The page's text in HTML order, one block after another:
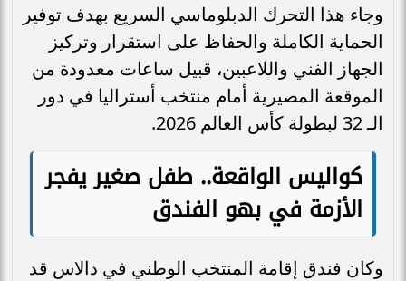
وجاء هذا التحرك الدبلوماسي السريع بهدف توفير
الحماية الكاملة والحفاظ على استقرار وتركيز
الجهاز الفني واللاعبين، قبيل ساعات معدودة من
الموقعة المصيرية أمام منتخب أستراليا في دور
الـ 32 لبطولة كأس العالم 2026.
كواليس الواقعة.. طفل صغير يفجر
الأزمة في بهو الفندق
وكان فندق إقامة المنتخب الوطني في دالاس قد